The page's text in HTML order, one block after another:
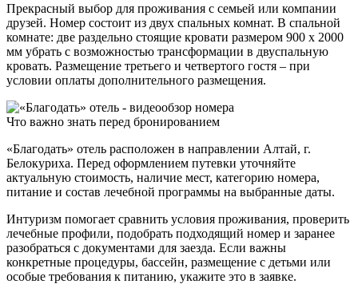
Прекрасный выбор для проживания с семьей или компании
друзей. Номер состоит из двух спальных комнат. В спальной
комнате: две раздельно стоящие кровати размером 900 х 2000
мм убрать с возможностью трансформации в двуспальную
кровать. Размещение третьего и четвертого гостя – при
условии оплаты дополнительного размещения.
Что важно знать перед бронированием
«Благодать» отель расположен в направлении Алтай, г.
Белокуриха. Перед оформлением путевки уточняйте
актуальную стоимость, наличие мест, категорию номера,
питание и состав лечебной программы на выбранные даты.
Интуризм помогает сравнить условия проживания, проверить
лечебные профили, подобрать подходящий номер и заранее
разобраться с документами для заезда. Если важны
конкретные процедуры, бассейн, размещение с детьми или
особые требования к питанию, укажите это в заявке.